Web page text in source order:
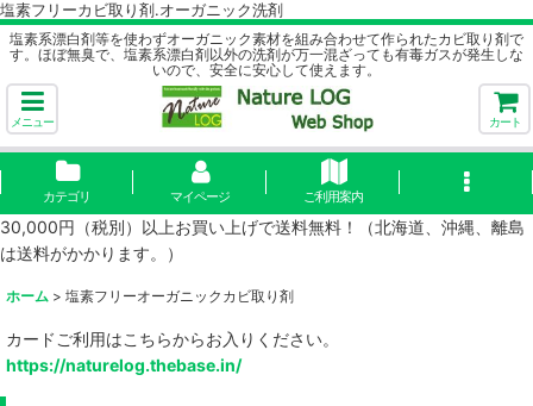
塩素フリーカビ取り剤.オーガニック洗剤
塩素系漂白剤等を使わずオーガニック素材を組み合わせて作られたカビ取り剤で
す。ほぼ無臭で、塩素系漂白剤以外の洗剤が万一混ざっても有毒ガスが発生しな
いので、安全に安心して使えます。
メニュー カート
カテゴリ マイページ ご利用案内
30,000円（税別）以上お買い上げで送料無料！（北海道、沖縄、離島
は送料がかかります。）
ホーム > 塩素フリーオーガニックカビ取り剤
カードご利用はこちらからお入りください。
https://naturelog.thebase.in/